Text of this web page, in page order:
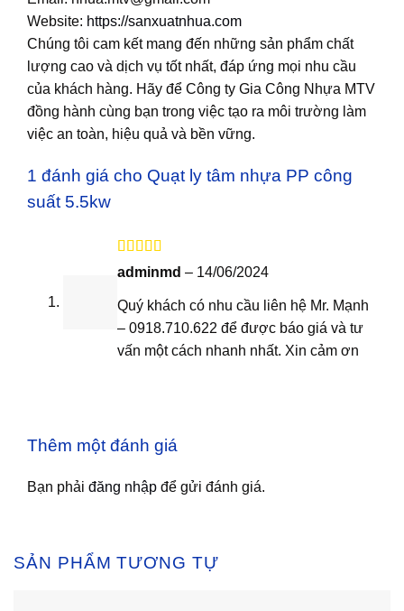
Website: https://sanxuatnhua.com
Chúng tôi cam kết mang đến những sản phẩm chất
lượng cao và dịch vụ tốt nhất, đáp ứng mọi nhu cầu
của khách hàng. Hãy để Công ty Gia Công Nhựa MTV
đồng hành cùng bạn trong việc tạo ra môi trường làm
việc an toàn, hiệu quả và bền vững.
1 đánh giá cho Quạt ly tâm nhựa PP công
suất 5.5kw
Được xếp
hạng55 sao
adminmd – 14/06/2024
Quý khách có nhu cầu liên hệ Mr. Mạnh
– 0918.710.622 để được báo giá và tư
vấn một cách nhanh nhất. Xin cảm ơn
Thêm một đánh giá
Bạn phải đăng nhập để gửi đánh giá.
SẢN PHẨM TƯƠNG TỰ